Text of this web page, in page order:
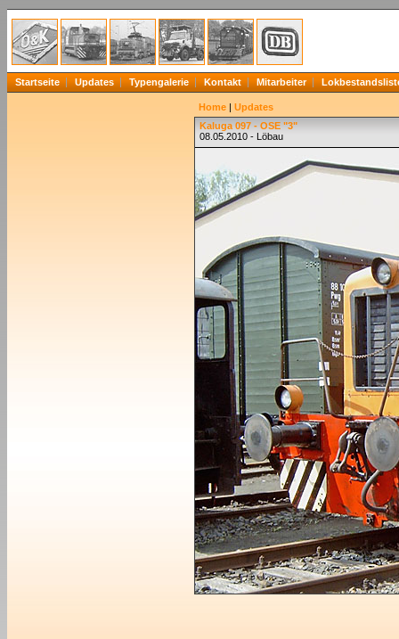
Startseite Updates Typengalerie Kontakt Mitarbeiter
Home | Updates
Kaluga 097 - OSE "3"
08.05.2010 - Löbau